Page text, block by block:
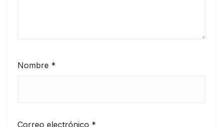
Nombre *
Correo electrónico *